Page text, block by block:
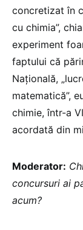
concretizat în
cu chimia”,
experiment
faptului că
Națională,
matematică”,
chimie, într-a
acordată din
Moderator:
concursuri ai
acum?